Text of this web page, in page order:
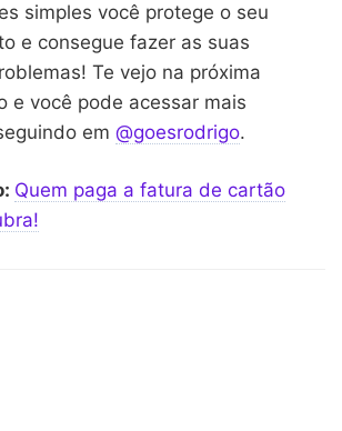
simples você protege o seu
e consegue fazer as suas
Te vejo na próxima
e você pode acessar mais
em @goesrodrigo.
Quem paga a fatura de cartão